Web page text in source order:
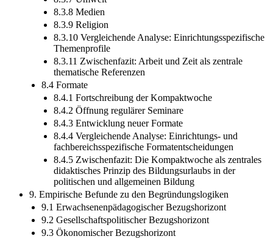
8.3.8 Medien
8.3.9 Religion
8.3.10 Vergleichende Analyse: Einrichtungsspezifische
Themenprofile
8.3.11 Zwischenfazit: Arbeit und Zeit als zentrale
thematische Referenzen
8.4 Formate
8.4.1 Fortschreibung der Kompaktwoche
8.4.2 Öffnung regulärer Seminare
8.4.3 Entwicklung neuer Formate
8.4.4 Vergleichende Analyse: Einrichtungs- und
fachbereichsspezifische Formatentscheidungen
8.4.5 Zwischenfazit: Die Kompaktwoche als zentrales
didaktisches Prinzip des Bildungsurlaubs in der
politischen und allgemeinen Bildung
9. Empirische Befunde zu den Begründungslogiken
9.1 Erwachsenenpädagogischer Bezugshorizont
9.2 Gesellschaftspolitischer Bezugshorizont
9.3 Ökonomischer Bezugshorizont